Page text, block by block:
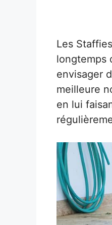
Les
longtemps
envisager
meilleure
en lui